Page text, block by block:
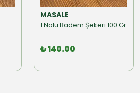
MASALE
1 Nolu Badem Şekeri 100 Gr
₺ 140.00